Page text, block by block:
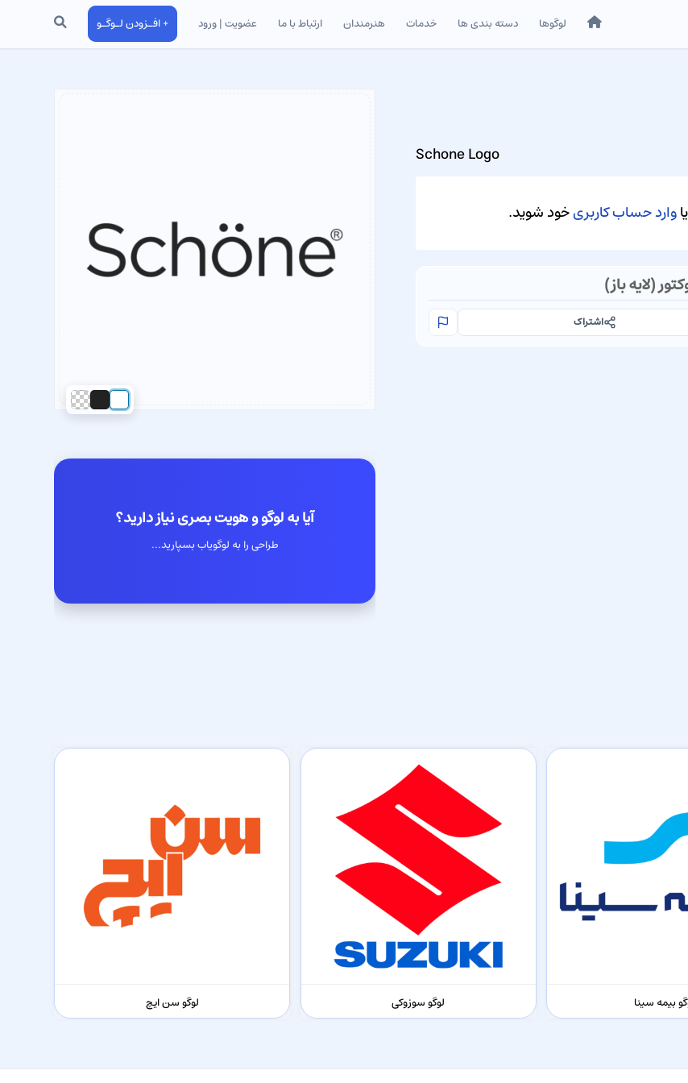
خانه لوگوها دسته بندی ها خدمات هنرمندان ارتباط با ما عضویت | ورود + افـزودن لـوگـو جستجو
آیا به لوگو و هویت بصری نیاز دارید؟
طراحی را به لوگویاب بسپارید...
Schone Logo
وارد حساب کاربریخود شوید.
(لایه باز)
اشتراک
بیمه سینا لوگو سوزوکی لوگو سن ایچ